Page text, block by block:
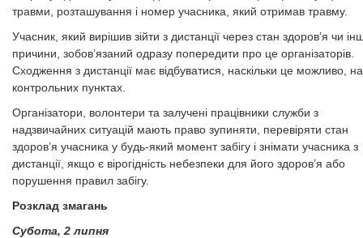
травми, розташування і номер учасника, який отримав травму.
Учасник, який вирішив зійти з дистанції через стан здоров’я чи
причини, зобов’язаний одразу попередити про це організаторів.
Сходження з дистанції має відбуватися, наскільки це можливо, на
контрольних пунктах.
Організатори, волонтери та залучені працівники служби з
надзвичайних ситуацій мають право зупиняти, перевіряти стан
здоров’я учасника у будь-який момент забігу і знімати учасника з
дистанції, якщо є вірогідність небезпеки для його здоров’я або
порушення правил забігу.
Розклад змагань
Cубота, 2 липня